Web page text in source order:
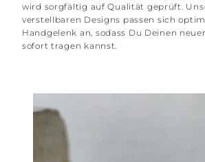
wird sorgfältig auf Qualität geprüft.
verstellbaren Designs passen sich
Handgelenk an, sodass Du Deinen
sofort tragen kannst.